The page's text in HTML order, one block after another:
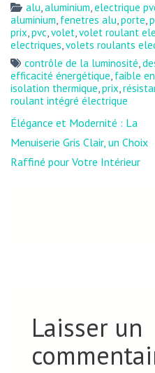
alu,aluminium,electrique
aluminium, fenetres alu,porte,
prix,pvc,volet,volet roulant
electriques,volets roulants
contrôle de la luminosité,
efficacité énergétique, faible
isolation thermique,prix,
roulant intégré électrique
Navigation
de
l’article
Élégance et Modernité : La
Menuiserie Gris Clair, un Choix
Raffiné pour Votre Intérieur
Laisser un